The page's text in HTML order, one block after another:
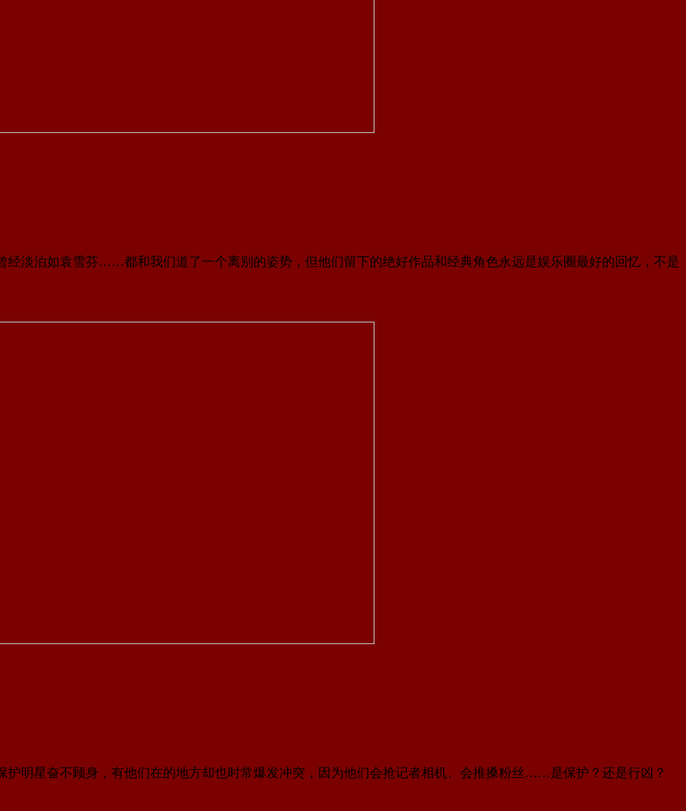
经淡泊如袁雪芬……都和我们道了一个离别的姿势，但他们留下的绝好作品和经典角色永远是娱乐圈最好的回忆，不是
明星奋不顾身，有他们在的地方却也时常爆发冲突，因为他们会抢记者相机、会推搡粉丝……是保护？还是行凶？